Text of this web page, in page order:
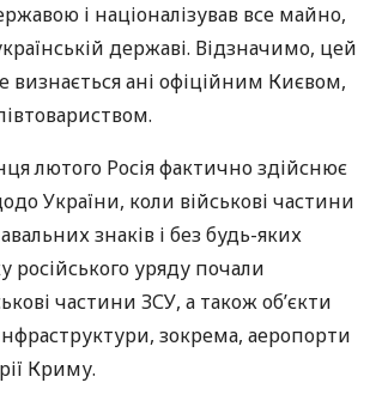
і націоналізував все майно,
державі. Відзначимо, цей
ані офіційним Києвом,
лютого Росія фактично здійснює
України, коли військові частини
знаків і без будь-яких
російського уряду почали
частини ЗСУ, а також об’єкти
зокрема, аеропорти
Криму.